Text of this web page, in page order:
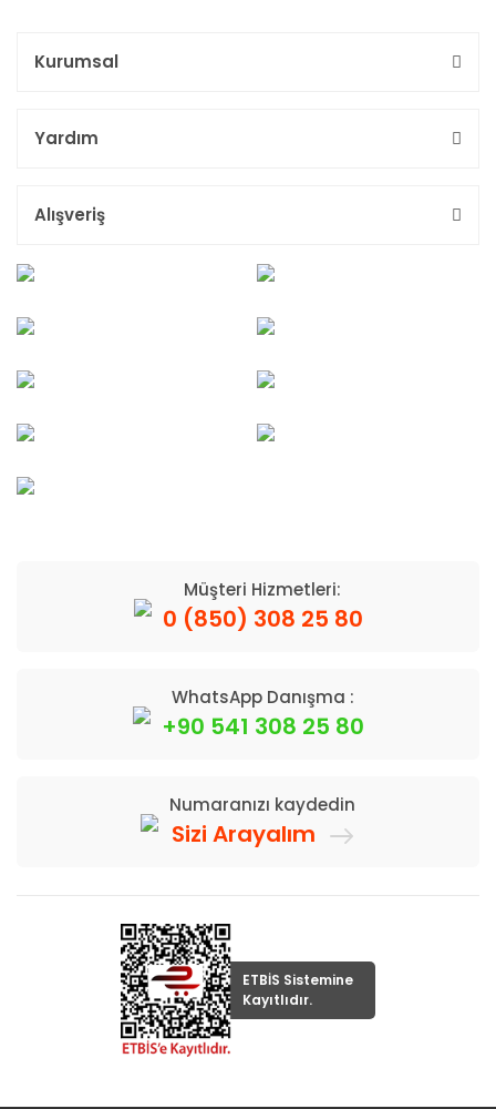
Kurumsal
Yardım
Alışveriş
Müşteri Hizmetleri:
0 (850) 308 25 80
WhatsApp Danışma :
+90 541 308 25 80
Numaranızı kaydedin
Sizi Arayalım
ETBİS Sistemine
Kayıtlıdır.